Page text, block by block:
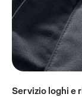
Servizio loghi e